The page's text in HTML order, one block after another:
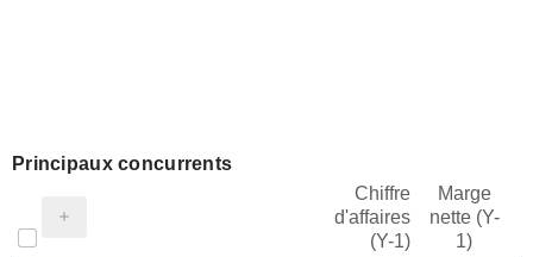
Principaux concurrents
Chiffre
d'affaires
(Y-1)
Marge
nette (Y-
1)